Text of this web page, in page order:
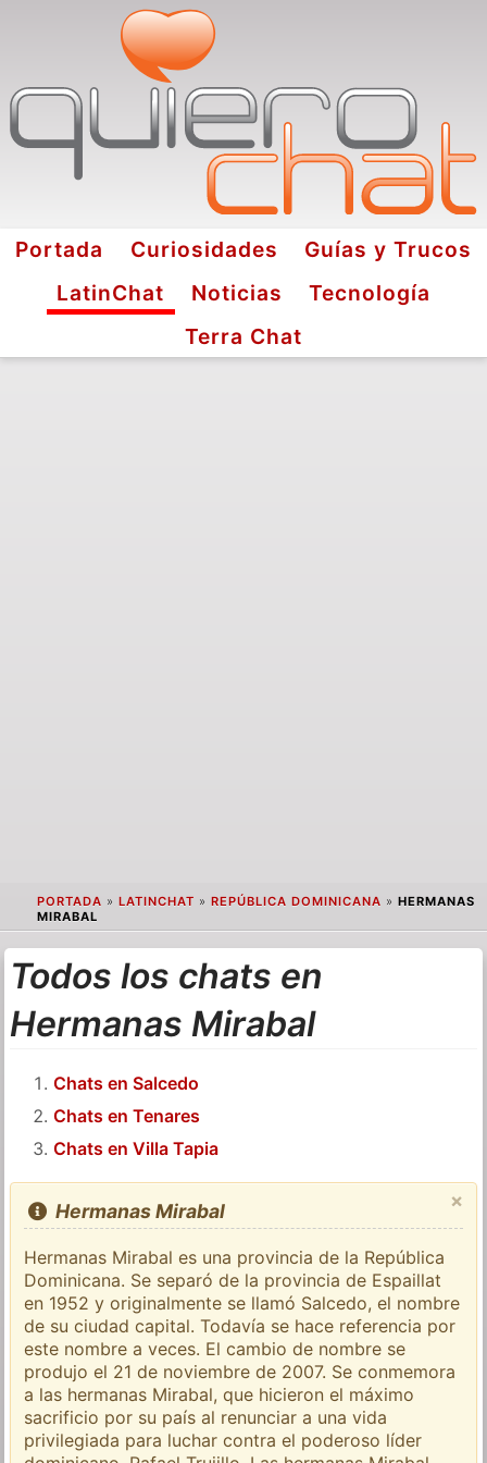
Portada Curiosidades
Guías y Trucos
LatinChat
Noticias
Tecnología
Terra Chat
PORTADA » LATINCHAT » REPÚBLICA DOMINICANA » HERMANAS
MIRABAL
Todos los chats en
Hermanas Mirabal
Chats en Salcedo
Chats en Tenares
Chats en Villa Tapia
×
Hermanas Mirabal
Hermanas Mirabal es una provincia de la República
Dominicana. Se separó de la provincia de Espaillat
en 1952 y originalmente se llamó Salcedo, el nombre
de su ciudad capital. Todavía se hace referencia por
este nombre a veces. El cambio de nombre se
produjo el 21 de noviembre de 2007. Se conmemora
a las hermanas Mirabal, que hicieron el máximo
sacrificio por su país al renunciar a una vida
privilegiada para luchar contra el poderoso líder